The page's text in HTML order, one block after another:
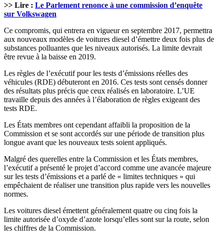
>> Lire : Le Parlement renonce à une commission d’enquête
sur Volkswagen
Ce compromis, qui entrera en vigueur en septembre 2017, permettra
aux nouveaux modèles de voitures diesel d’émettre deux fois plus de
substances polluantes que les niveaux autorisés. La limite devrait
être revue à la baisse en 2019.
Les règles de l’exécutif pour les tests d’émissions réelles des
véhicules (RDE) débuteront en 2016. Ces tests sont censés donner
des résultats plus précis que ceux réalisés en laboratoire. L’UE
travaille depuis des années à l’élaboration de règles exigeant des
tests RDE.
Les États membres ont cependant affaibli la proposition de la
Commission et se sont accordés sur une période de transition plus
longue avant que les nouveaux tests soient appliqués.
Malgré des querelles entre la Commission et les États membres,
l’exécutif a présenté le projet d’accord comme une avancée majeure
sur les tests d’émissions et a parlé de « limites techniques » qui
empêchaient de réaliser une transition plus rapide vers les nouvelles
normes.
Les voitures diesel émettent généralement quatre ou cinq fois la
limite autorisée d’oxyde d’azote lorsqu’elles sont sur la route, selon
les chiffres de la Commission.